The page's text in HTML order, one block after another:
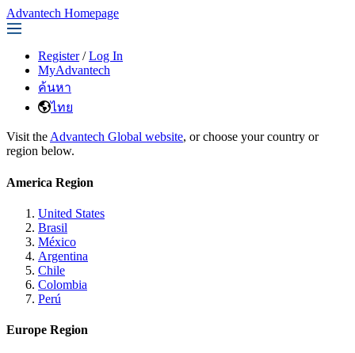
Advantech Homepage
Register / Log In
MyAdvantech
ค้นหา
ไทย
Visit the Advantech Global website, or choose your country or
region below.
America Region
United States
Brasil
México
Argentina
Chile
Colombia
Perú
Europe Region